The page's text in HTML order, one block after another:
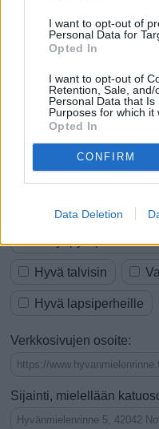
I want to opt-out of
Personal Data for
Opted In
I want to opt-out of
Retention, Sale,
Personal Data that
Purposes for which it
Opted In
CONFIRM
Data Deletion
Valitse seuraavista
vinkkiisi:
Se on nähtävyys
Se on tekemistä tai
Voi tehdä ostoksia
Voi yöpyä (esim.
Hyvä talvisin
Hyvä lapsiperheille
Verkkosivujen osoite:
Sijainti, mielellään